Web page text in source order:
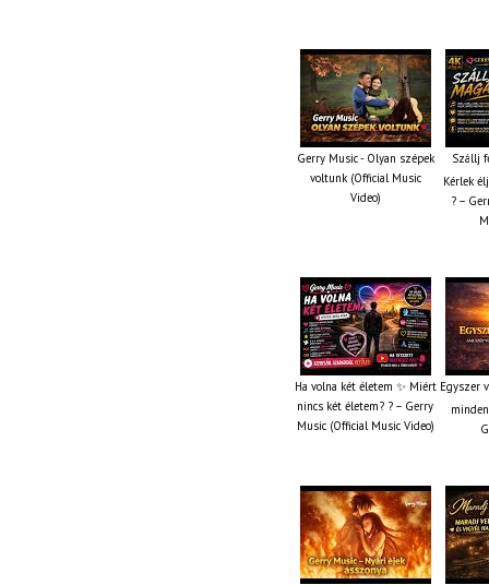
Gerry Music - Olyan szépek
voltunk (Official Music
Video)
Szállj
Kérlek
? –
Ha volna két életem ✨ Miért
nincs két életem? ? – Gerry
Music (Official Music Video)
Egyszer